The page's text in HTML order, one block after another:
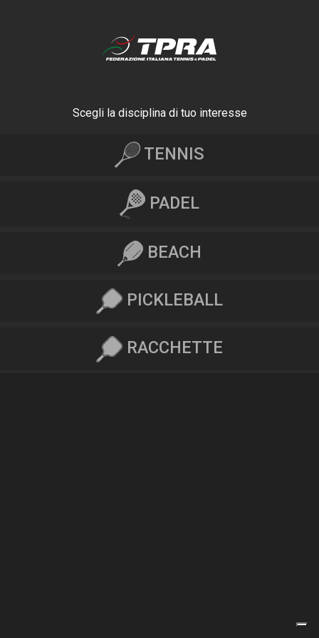
Scegli la disciplina di tuo interesse
TENNIS
PADEL
BEACH
PICKLEBALL
RACCHETTE